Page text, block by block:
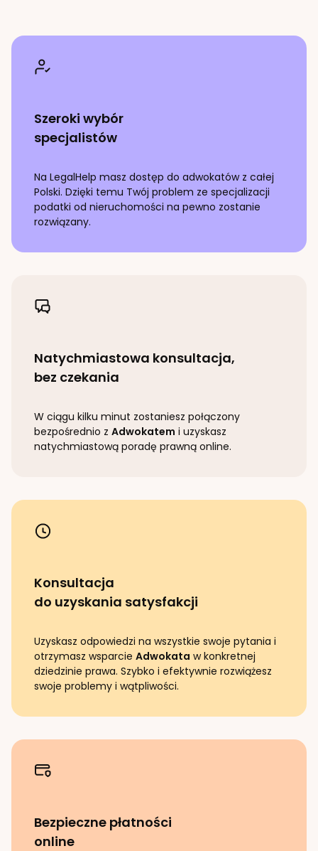
Szeroki wybór
specjalistów
Na LegalHelp masz dostęp do adwokatów z całej
Polski. Dzięki temu Twój problem ze specjalizacji
podatki od nieruchomości na pewno zostanie
rozwiązany.
Natychmiastowa konsultacja,
bez czekania
W ciągu kilku minut zostaniesz połączony
bezpośrednio z Adwokatem i uzyskasz
natychmiastową poradę prawną online.
Konsultacja
do uzyskania satysfakcji
Uzyskasz odpowiedzi na wszystkie swoje pytania i
otrzymasz wsparcie Adwokata w konkretnej
dziedzinie prawa. Szybko i efektywnie rozwiążesz
swoje problemy i wątpliwości.
Bezpieczne płatności
online